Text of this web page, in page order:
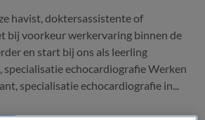
havist, doktersassistente of
bij voorkeur werkervaring binnen de
en start bij ons als leerling
echocardiografie Werken
specialisatie echocardiografie in...